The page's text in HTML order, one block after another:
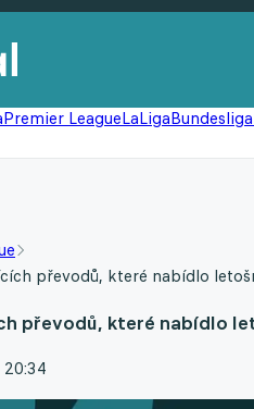
Premier LeagueLaLigaBundesliga
převodů, které nabídlo
převodů, které nabídlo